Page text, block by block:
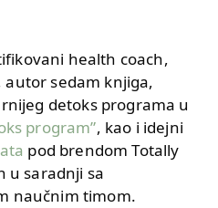
health coach,
sedam knjiga,
detoks programa u
program”, kao i idejni
pod brendom Totally
u saradnji sa
naučnim timom.